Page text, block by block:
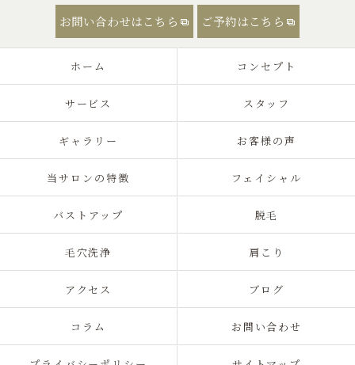
お問い合わせはこちら ご予約はこちら
ホーム コンセプト
サービス スタッフ
ギャラリー お客様の声
当サロンの特徴 フェイシャル
バストアップ 脱毛
毛穴洗浄 肩こり
アクセス ブログ
コラム お問い合わせ